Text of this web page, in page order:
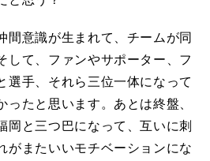
意識が生まれて、チームが同
して、ファンやサポーター、フ
選手、それら三位一体になって
たと思います。あとは終盤、
岡と三つ巴になって、互いに刺
がまたいいモチベーションにな